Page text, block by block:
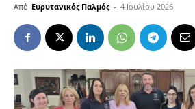
Από Ευρυτανικός Παλμός - 4 Ιουλίου 2026